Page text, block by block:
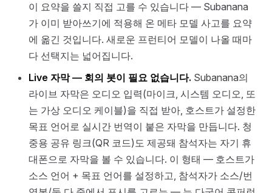
이 요약을 쓸지 직접 고를 수 있습니다 — Subanana
가 이미 받아쓰기에 적용해 온 메타 모델 사고를 요약
에 옮긴 것입니다. 새로운 프런티어 모델이 나올 때마
다 선택지는 넓어집니다.
Live 자막 — 회의 봇이 필요 없습니다. Subanana의
라이브 자막은 오디오 입력(마이크, 시스템 오디오, 또
는 가상 오디오 케이블)을 직접 받아, 호스트가 설정한
목표 언어로 실시간 번역이 붙은 자막을 만듭니다. 청
중용 공유 링크(QR 코드)도 제공돼 참석자는 자기 휴
대폰으로 자막을 볼 수 있습니다. 이 형태 — 호스트가
소스 언어 + 목표 언어를 설정하고, 참석자가 소스/번